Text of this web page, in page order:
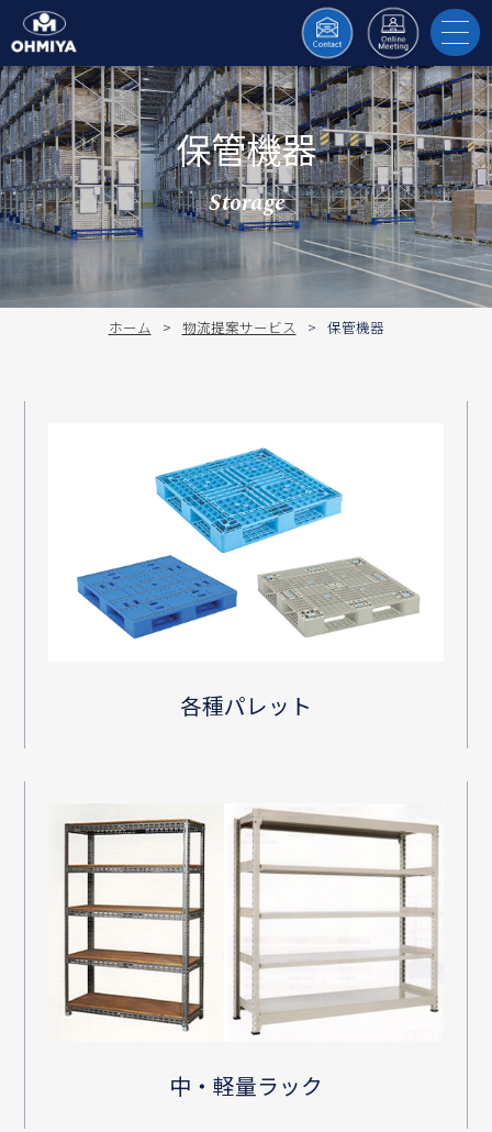
toggle
保管機器
Storage
ホーム 物流提案サービス 保管機器
各種パレット
中・軽量ラック